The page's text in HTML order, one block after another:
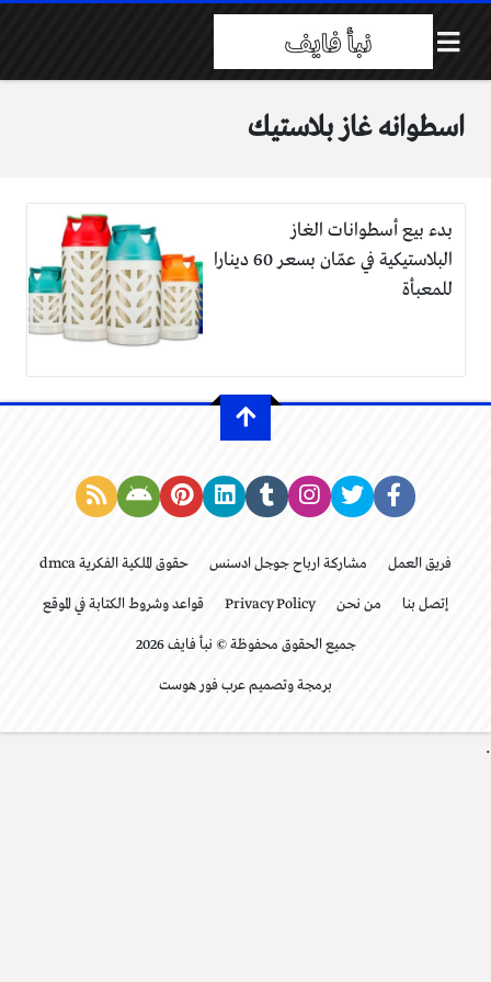
اسطوانه غاز بلاستيك
بدء بيع أسطوانات الغاز
البلاستيكية في عمّان بسعر 60 دينارا
للمعبأة
فريق العمل مشاركة ارباح جوجل ادسنس حقوق الملكية الفكرية dmca
إتصل بنا من نحن Privacy Policy قواعد وشروط الكتابة في الموقع
جميع الحقوق محفوظة © نبأ فايف 2026
برمجة وتصميم عرب فور هوست
.